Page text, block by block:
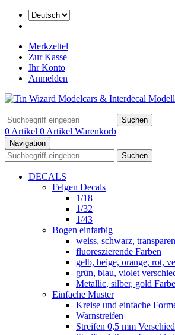
Merkzettel
Zur Kasse
Ihr Konto
Anmelden
Suchen
0 Artikel 0 Artikel Warenkorb
Navigation
Suchen
DECALS
Felgen Decals
1/18
1/32
1/43
Bogen einfarbig
weiss, schwarz,
fluoreszierende Farben
gelb, beige, orange, rot,
grün, blau, violet
Metallic, silber, gold
Einfache Muster
Kreise und einfache
Warnstreifen
Streifen 0,5 mm